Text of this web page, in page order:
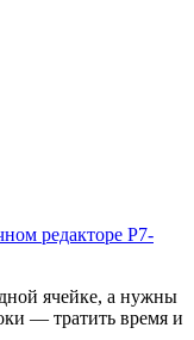
редакторе Р7-
ячейке, а нужны
— тратить время и